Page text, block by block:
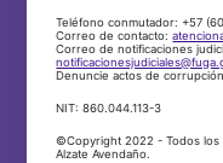
Teléfono conmutador: +57
Correo de contacto:
Correo de notificaciones
Denuncie actos de
NIT: 860.044.113-3
©Copyright 2022 - Todos los
Alzate Avendaño.